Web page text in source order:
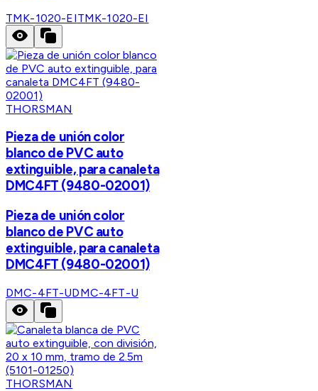
TMK-1020-EITMK-1020-EI
THORSMAN
Pieza de unión color
blanco de PVC auto
extinguible, para canaleta
DMC4FT (9480-02001)
Pieza de unión color
blanco de PVC auto
extinguible, para canaleta
DMC4FT (9480-02001)
DMC-4FT-UDMC-4FT-U
THORSMAN